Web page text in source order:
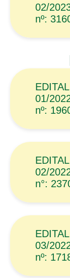
02/
nº:
01/
nº:
02/
n°:
03/
nº: